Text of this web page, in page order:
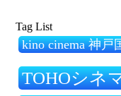
Tag List
kino cinema 神戸
TOHOシネ